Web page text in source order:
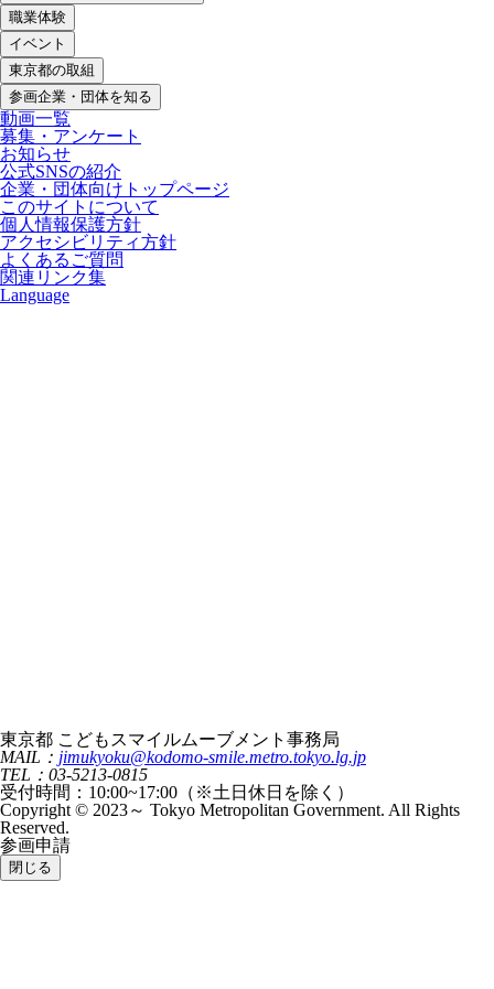
職業体験
イベント
東京都の取組
参画企業・団体を知る
動画一覧
募集・アンケート
お知らせ
公式SNSの紹介
企業・団体向けトップページ
このサイトについて
個人情報保護方針
アクセシビリティ方針
よくあるご質問
関連リンク集
Language
東京都 こどもスマイルムーブメント事務局
MAIL： jimukyoku@kodomo-smile.metro.tokyo.lg.jp
TEL：03-5213-0815
受付時間：10:00~17:00（※土日休日を除く）
Copyright © 2023～ Tokyo Metropolitan Government. All Rights
Reserved.
参画申請
閉じる